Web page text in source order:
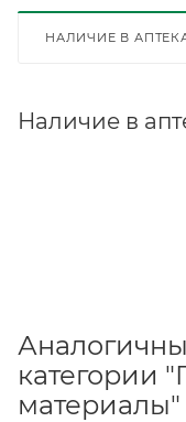
НАЛИЧИЕ В
Наличие в
категории
материалы"